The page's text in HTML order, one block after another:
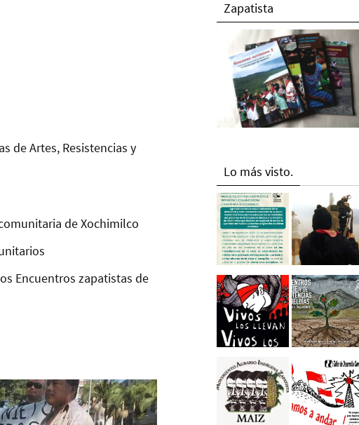
de Artes, Resistencias y
de Xochimilco
Encuentros zapatistas de
Zapatista
Lo más visto.